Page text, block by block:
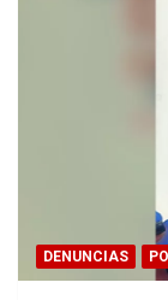
DENUNCIAS